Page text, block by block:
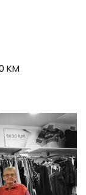
KM